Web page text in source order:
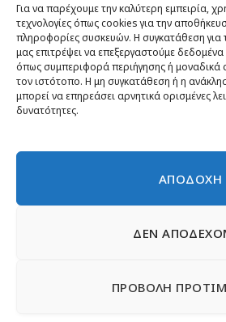
Για να παρέχουμε την καλύτερη εμπειρία,
τεχνολογίες όπως cookies για την
πληροφορίες συσκευών. Η συγκατάθεση για
μας επιτρέψει να επεξεργαστούμε
όπως συμπεριφορά περιήγησης ή μοναδικά
τον ιστότοπο. Η μη συγκατάθεση ή η
μπορεί να επηρεάσει αρνητικά ορισμένες
δυνατότητες.
ΑΠΟΔΟΧΗ
ΔΕΝ
ΠΡΟΒΟΛΗ
Θέσεις
Πρόσωπα
Όργανα και ομάδες
Βίντεο
Δελτία Τύπου
© 2026 Νίκη
Έντυπα
Εγγραφή